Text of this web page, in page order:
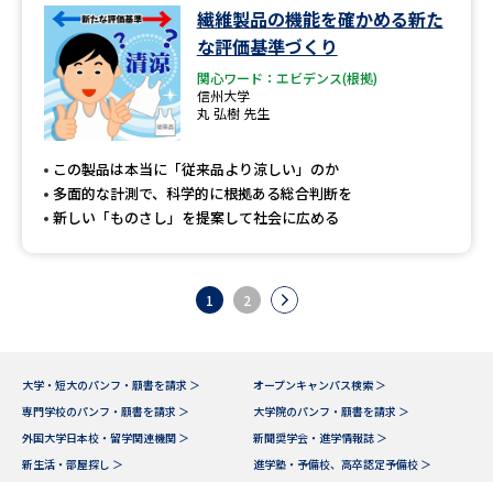
繊維製品の機能を確かめる新た
な評価基準づくり
関心ワード：エビデンス(根拠)
信州大学
丸 弘樹 先生
この製品は本当に「従来品より涼しい」のか
多面的な計測で、科学的に根拠ある総合判断を
新しい「ものさし」を提案して社会に広める
1 2
大学・短大のパンフ・願書を請求 ＞
オープンキャンパス検索 ＞
専門学校のパンフ・願書を請求 ＞
大学院のパンフ・願書を請求 ＞
外国大学日本校・留学関連機関 ＞
新聞奨学会・進学情報誌 ＞
新生活・部屋探し ＞
進学塾・予備校、高卒認定予備校 ＞